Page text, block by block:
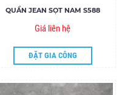
QUẦN JEAN SỌT NAM S588
Giá liên hệ
ĐẶT GIA CÔNG